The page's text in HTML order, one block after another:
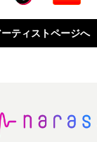
ティストページへ